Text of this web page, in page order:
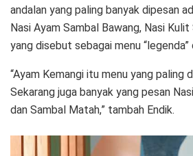
andalan yang paling banyak dipesan
Nasi Ayam Sambal Bawang, Nasi
yang disebut sebagai menu “legenda”
“Ayam Kemangi itu menu yang paling
Sekarang juga banyak yang pesan
dan Sambal Matah,” tambah Endik.